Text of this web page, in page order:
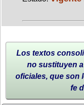
Los textos
no sustituyen
oficiales, que son
fe